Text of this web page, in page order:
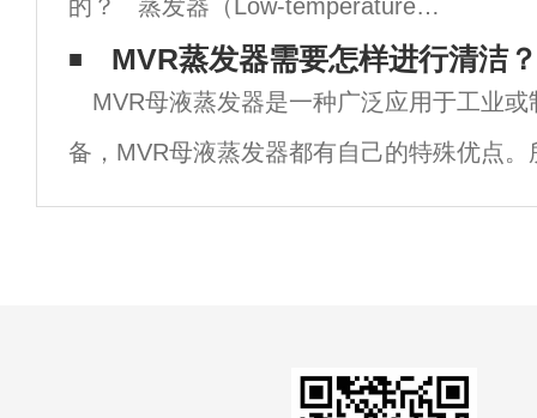
的？ 蒸发器（Low-temperature
evaporator）是一种用于处理废水的技术设
备，通过利用热能将液体中的水分蒸发
MVR蒸发器需要怎样进行清洁？
MVR母液蒸发器是一种广泛应用于工业
备，MVR母液蒸发器都有自己的特殊优点。
道。MVR如何清洗蒸发器？蒸发器清洗时有